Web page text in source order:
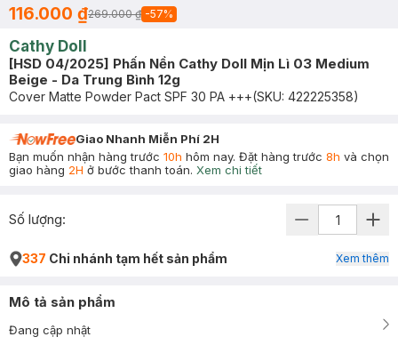
116.000 ₫269.000 ₫ -57%
Cathy Doll
[HSD 04/2025] Phấn Nền Cathy Doll Mịn Lì 03 Medium
Beige - Da Trung Bình 12g
Cover Matte Powder Pact SPF 30 PA +++(SKU: 422225358)
Giao Nhanh Miễn Phí 2H
Bạn muốn nhận hàng trước 10h hôm nay. Đặt hàng trước 8h và chọn
giao hàng 2H ở bước thanh toán. Xem chi tiết
Số lượng:
337 Chi nhánh tạm hết sản phẩm Xem thêm
Mô tả sản phẩm
Đang cập nhật